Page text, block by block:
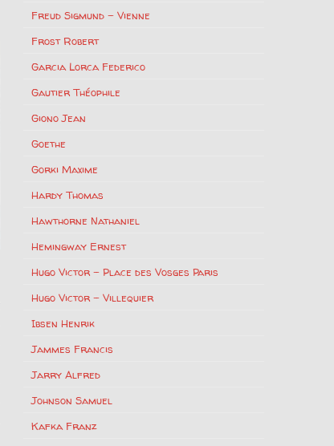
Freud Sigmund – Vienne
Frost Robert
Garcia Lorca Federico
Gautier Théophile
Giono Jean
Goethe
Gorki Maxime
Hardy Thomas
Hawthorne Nathaniel
Hemingway Ernest
Hugo Victor – Place des Vosges Paris
Hugo Victor – Villequier
Ibsen Henrik
Jammes Francis
Jarry Alfred
Johnson Samuel
Kafka Franz